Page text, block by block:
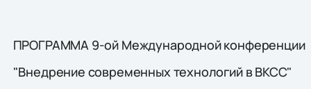
ПРОГРАММА 9-ой Международной конференции
"Внедрение современных технологий в ВКСС"